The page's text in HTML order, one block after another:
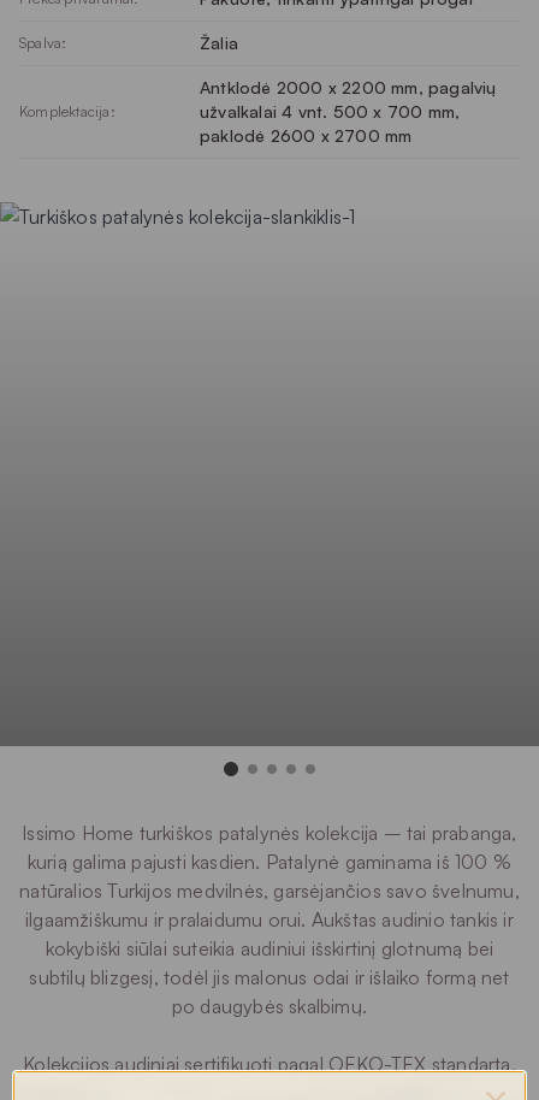
Spalva: Žalia
Komplektacija:
Antklodė 2000 x 2200 mm, pagalvių
užvalkalai 4 vnt. 500 x 700 mm,
paklodė 2600 x 2700 mm
Issimo Home turkiškos patalynės kolekcija – tai prabanga,
kurią galima pajusti kasdien. Patalynė gaminama iš 100 %
natūralios Turkijos medvilnės, garsėjančios savo švelnumu,
ilgaamžiškumu ir pralaidumu orui. Aukštas audinio tankis ir
kokybiški siūlai suteikia audiniui išskirtinį glotnumą bei
subtilų blizgesį, todėl jis malonus odai ir išlaiko formą net
po daugybės skalbimų.
Kolekcijos audiniai sertifikuoti pagal OEKO-TEX standartą,
užtikrinantį, kad kiekvienas gaminys būtų saugus kūnui ir